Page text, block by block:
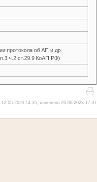
протокола об АП и др.
ч.2 ст.29.9 КоАП РФ)
12.05.2023 14:35, изменено 26.06.2023 17:37